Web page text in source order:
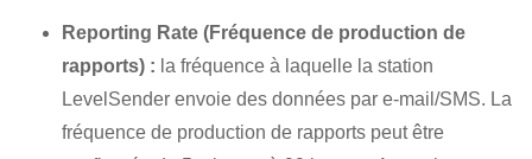
Reporting Rate (Fréquence de production de
rapports) : la fréquence à laquelle la station
LevelSender envoie des données par e-mail/SMS. La
fréquence de production de rapports peut être